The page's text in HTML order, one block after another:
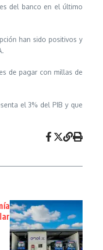
del banco en el último
han sido positivos y
de pagar con millas de
el 3% del PIB y que